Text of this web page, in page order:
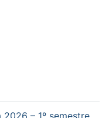
– 1º semestre